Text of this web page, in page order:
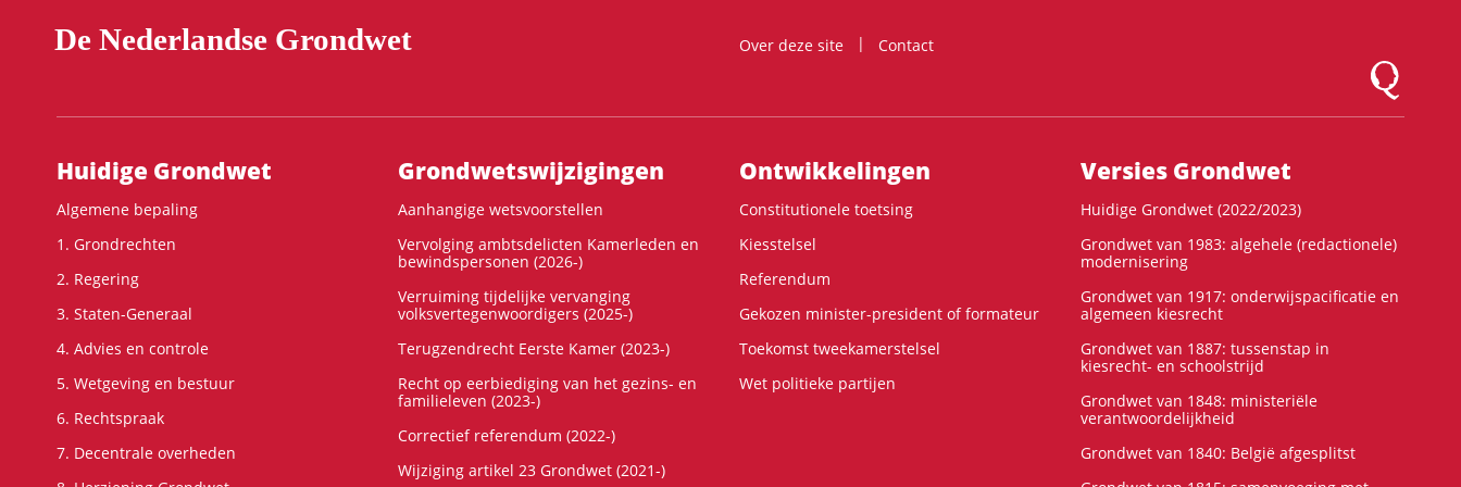
De Nederlandse Grondwet Over deze site
Contact
Logo
Hoofdnavigatie
Huidige Grondwet
Algemene bepaling
1. Grondrechten
2. Regering
3. Staten-Generaal
4. Advies en controle
5. Wetgeving en bestuur
6. Rechtspraak
7. Decentrale overheden
Grondwets­wijzigingen
Aanhangige wetsvoorstellen
Vervolging ambtsdelicten Kamerleden en
bewindspersonen (2026-)
Verruiming tijdelijke vervanging
volksvertegenwoordigers (2025-)
Terugzendrecht Eerste Kamer (2023-)
Recht op eerbiediging van het gezins- en
familieleven (2023-)
Correctief referendum (2022-)
Wijziging artikel 23 Grondwet (2021-)
Ontwikke­lingen
Constitutionele toetsing
Kiesstelsel
Referendum
Gekozen minister-president of formateur
Toekomst tweekamerstelsel
Wet politieke partijen
Versies Grondwet
Huidige Grondwet (2022/2023)
Grondwet van 1983: algehele (redactionele)
modernisering
Grondwet van 1917: onderwijspacificatie en
algemeen kiesrecht
Grondwet van 1887: tussenstap in
kiesrecht- en schoolstrijd
Grondwet van 1848: ministeriële
verantwoordelijkheid
Grondwet van 1840: België afgesplitst